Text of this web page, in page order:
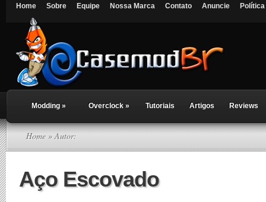
Home Sobre Equipe Nossa Marca Contato Anuncie
Modding » Overclock » Tutoriais Artigos Reviews
Home » Autor:
Aço Escovado